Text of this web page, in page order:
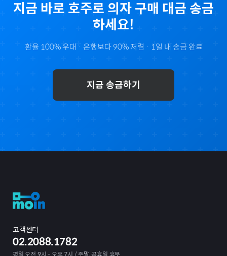
지금 바로 호주로 의자 구매 대금 송금
하세요!
환율 100% 우대 · 은행보다 90% 저렴 · 1일 내 송금 완료
지금 송금하기
고객센터
02.2088.1782
평일 오전 9시 - 오후 7시 / 주말, 공휴일 휴무